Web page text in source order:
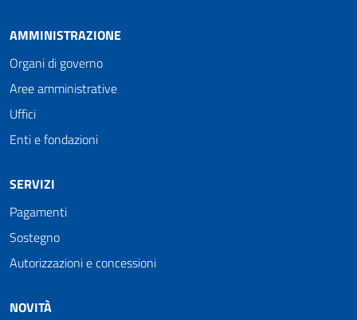
AMMINISTRAZIONE
Organi di governo
Aree amministrative
Uffici
Enti e fondazioni
SERVIZI
Pagamenti
Sostegno
Autorizzazioni e concessioni
NOVITÀ